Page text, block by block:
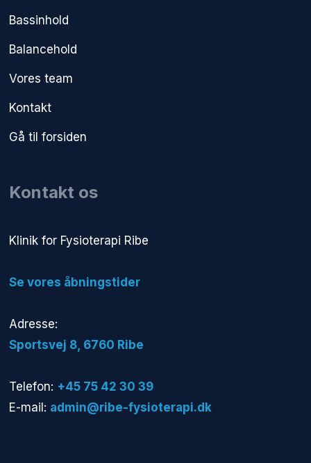
Bassinhold
Balancehold
Vores team
Kontakt
Gå til forsiden
Kontakt os
​Klinik for Fysioterapi Ribe
​Se vores åbningstider
Adresse:
​Sportsvej 8, 6760 Ribe​
Telefon: +45 75 42 30 39
E-mail: admin@ribe-fysioterapi.dk